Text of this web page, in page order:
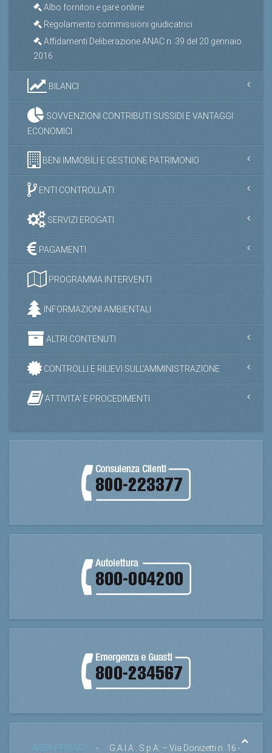
Albo fornitori e gare online
Regolamento commissioni giudicatrici
Affidamenti Deliberazione ANAC n. 39 del 20 gennaio
2016
BILANCI
SOVVENZIONI CONTRIBUTI SUSSIDI E VANTAGGI
ECONOMICI
BENI IMMOBILI E GESTIONE PATRIMONIO
ENTI CONTROLLATI
SERVIZI EROGATI
PAGAMENTI
PROGRAMMA INTERVENTI
INFORMAZIONI AMBIENTALI
ALTRI CONTENUTI
CONTROLLI E RILIEVI SULL'AMMINISTRAZIONE
ATTIVITA' E PROCEDIMENTI
AREA PRIVACY - G.A.I.A . S.p.A. – Via Donizetti n. 16 -